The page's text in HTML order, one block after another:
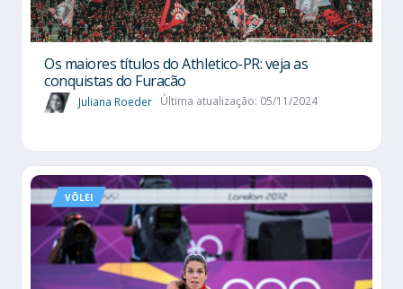
Os maiores títulos do Athletico-PR: veja as
conquistas do Furacão
Juliana Roeder Última atualização: 05/11/2024
VÔLEI